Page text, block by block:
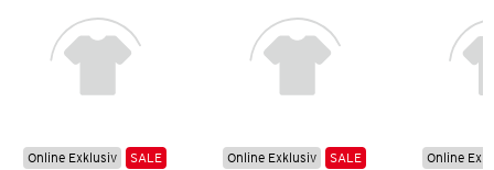
Online Exklusiv
SALE
Online Exklusiv
SALE
Online